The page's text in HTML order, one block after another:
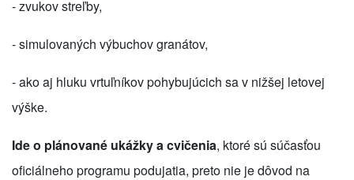
- zvukov streľby,
- simulovaných výbuchov granátov,
- ako aj hluku vrtuľníkov pohybujúcich sa v nižšej letovej
výške.
Ide o plánované ukážky a cvičenia, ktoré sú súčasťou
oficiálneho programu podujatia, preto nie je dôvod na